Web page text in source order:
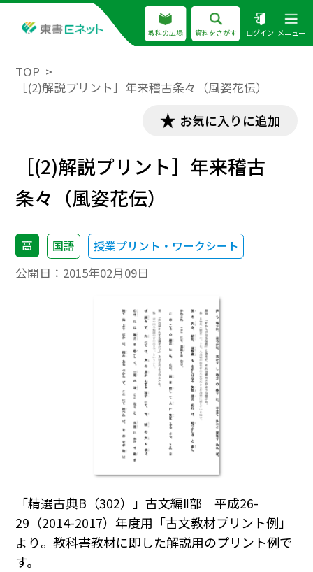
教科の広場 資料をさがす ログイン メニュー
TOP
［(2)解説プリント］年来稽古条々（風姿花伝）
お気に入りに追加
［(2)解説プリント］年来稽古
条々（風姿花伝）
高 国語 授業プリント・ワークシート
公開日： 2015年02月09日
「精選古典B（302）」古文編Ⅱ部 平成26-
29（2014-2017）年度用「古文教材プリント例」
より。教科書教材に即した解説用のプリント例で
す。